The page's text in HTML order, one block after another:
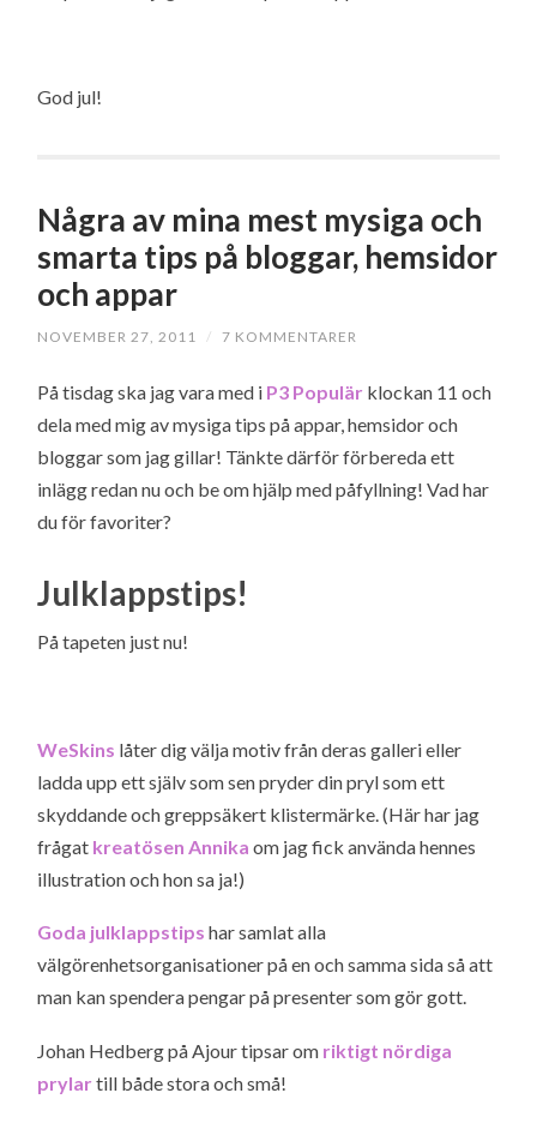
God jul!
Några av mina mest mysiga och
smarta tips på bloggar, hemsidor
och appar
NOVEMBER 27, 2011 / 7 KOMMENTARER
På tisdag ska jag vara med i P3 Populär klockan 11 och
dela med mig av mysiga tips på appar, hemsidor och
bloggar som jag gillar! Tänkte därför förbereda ett
inlägg redan nu och be om hjälp med påfyllning! Vad har
du för favoriter?
Julklappstips!
På tapeten just nu!
WeSkins låter dig välja motiv från deras galleri eller
ladda upp ett själv som sen pryder din pryl som ett
skyddande och greppsäkert klistermärke. (Här har jag
frågat kreatösen Annika om jag fick använda hennes
illustration och hon sa ja!)
Goda julklappstips har samlat alla
välgörenhetsorganisationer på en och samma sida så att
man kan spendera pengar på presenter som gör gott.
Johan Hedberg på Ajour tipsar om riktigt nördiga
prylartill både stora och små!